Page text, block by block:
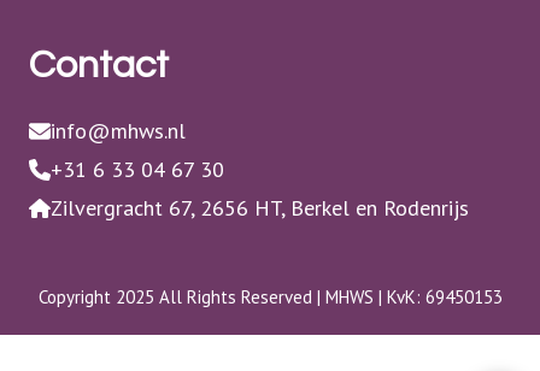
Contact
info@mhws.nl
+31 6 33 04 67 30
Zilvergracht 67, 2656 HT, Berkel en Rodenrijs
Copyright 2025 All Rights Reserved | MHWS | KvK: 69450153